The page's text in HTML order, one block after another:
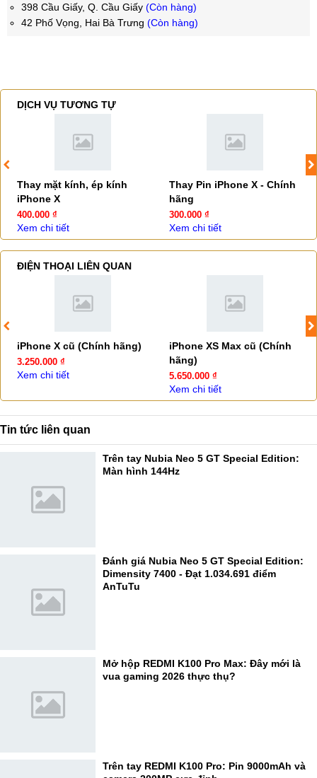
398 Cầu Giấy, Q. Cầu Giấy (Còn hàng)
42 Phố Vọng, Hai Bà Trưng (Còn hàng)
DỊCH VỤ TƯƠNG TỰ
Thay mặt kính, ép kính
iPhone X
400.000 ₫
Xem chi tiết
Thay Pin iPhone X - Chính
hãng
300.000 ₫
Xem chi tiết
ĐIỆN THOẠI LIÊN QUAN
iPhone X cũ (Chính hãng)
3.250.000 ₫
Xem chi tiết
iPhone XS Max cũ (Chính
hãng)
5.650.000 ₫
Xem chi tiết
Tin tức liên quan
Trên tay Nubia Neo 5 GT Special Edition:
Màn hình 144Hz
Đánh giá Nubia Neo 5 GT Special Edition:
Dimensity 7400 - Đạt 1.034.691 điểm
AnTuTu
Mở hộp REDMI K100 Pro Max: Đây mới là
vua gaming 2026 thực thụ?
Trên tay REDMI K100 Pro: Pin 9000mAh và